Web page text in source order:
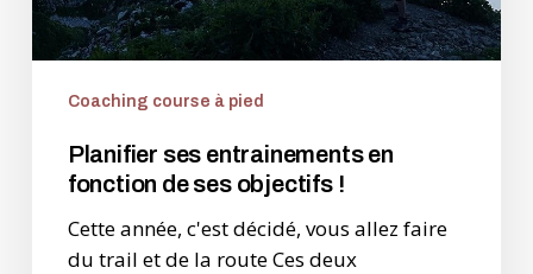
Coaching course à pied
Planifier ses entrainements en
fonction de ses objectifs !
Cette année, c'est décidé, vous allez faire
du trail et de la route Ces deux